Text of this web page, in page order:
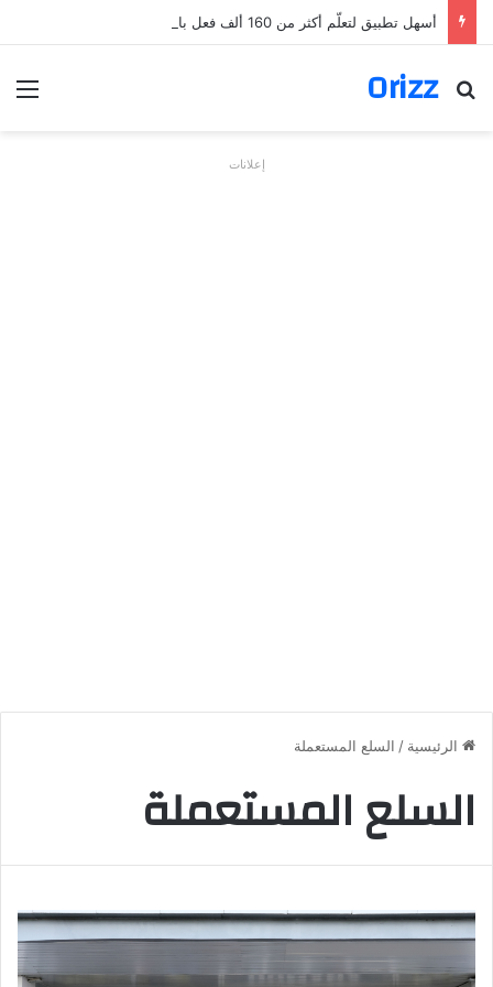
أسهل تطبيق لتعلّم أكثر من 160 ألف فعل بالألمانية
Orizz
بحث عن
إعلانات
الرئيسية / السلع المستعملة
السلع المستعملة